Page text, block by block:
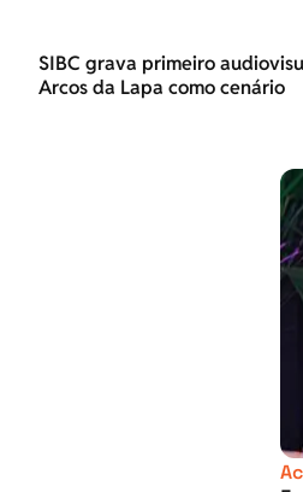
SIBC grava primeiro
Arcos da Lapa como cenário